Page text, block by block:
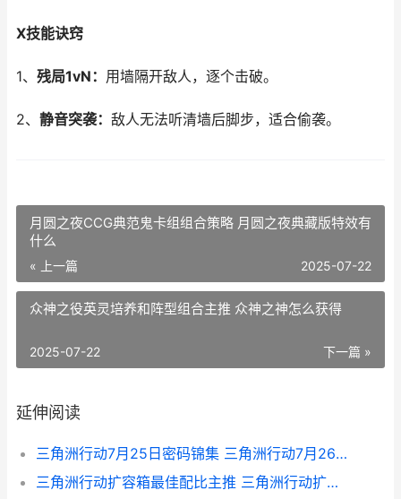
X技能诀窍
1、 残局1vN： 用墙隔开敌人，逐个击破。
2、 静音突袭： 敌人无法听清墙后脚步，适合偷袭。
月圆之夜CCG典范鬼卡组组合策略 月圆之夜典藏版特效有
什么
« 上一篇 2025-07-22
众神之役英灵培养和阵型组合主推 众神之神怎么获得
下一篇 »
2025-07-22
延伸阅读
三角洲行动7月25日密码锦集 三角洲行动7月26日官方通知
三角洲行动扩容箱最佳配比主推 三角洲行动扩容箱